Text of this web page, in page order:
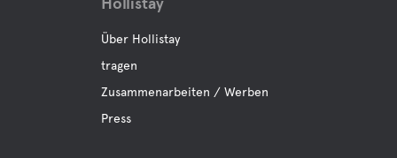
Über Hollistay
tragen
Zusammenarbeiten / Werben
Press